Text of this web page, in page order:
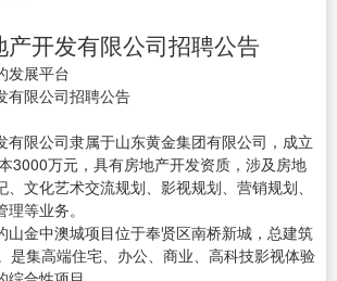
开发有限公司招聘公告
发展平台
有限公司招聘公告
有限公司隶属于山东黄金集团有限公司，成立
3000万元，具有房地产开发资质，涉及房地
文化艺术交流规划、影视规划、营销规划、
等业务。
山金中澳城项目位于奉贤区南桥新城，总建筑
是集高端住宅、办公、商业、高科技影视体验